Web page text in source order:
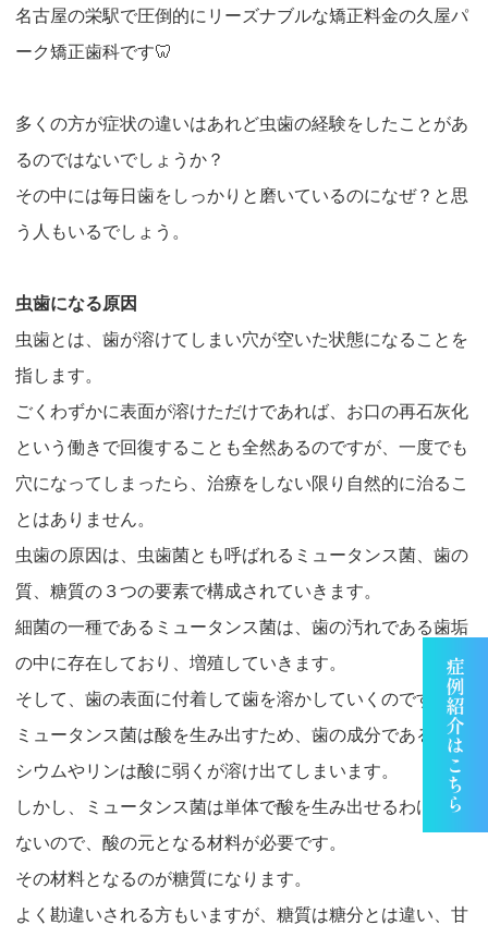
名古屋の栄駅で圧倒的にリーズナブルな矯正料金の久屋パ
ーク矯正歯科です🦷
多くの方が症状の違いはあれど虫歯の経験をしたことがあ
るのではないでしょうか？
その中には毎日歯をしっかりと磨いているのになぜ？と思
う人もいるでしょう。
虫歯になる原因
虫歯とは、歯が溶けてしまい穴が空いた状態になることを
指します。
ごくわずかに表面が溶けただけであれば、お口の再石灰化
という働きで回復することも全然あるのですが、一度でも
穴になってしまったら、治療をしない限り自然的に治るこ
とはありません。
虫歯の原因は、 虫歯菌とも呼ばれるミュータンス菌、歯の
質、糖質の３つの要素で構成されていきます。
細菌の一種であるミュータンス菌は、歯の汚れである歯垢
の中に存在しており、増殖していきます。
そして、歯の表面に付着して歯を溶かしていくのです。
ミュータンス菌は酸を生み出すため、歯の成分であるカル
シウムやリンは酸に弱くが溶け出てしまいます。
しかし、ミュータンス菌は単体で酸を生み出せるわけでは
ないので、酸の元となる材料が必要です。
その材料となるのが糖質になります。
よく勘違いされる方もいますが、糖質は糖分とは違い、甘